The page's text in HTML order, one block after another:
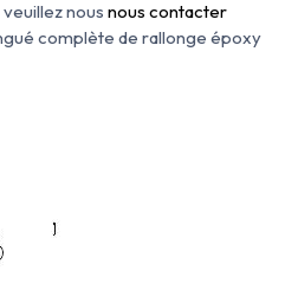
nous nous contacter
complète de rallonge époxy